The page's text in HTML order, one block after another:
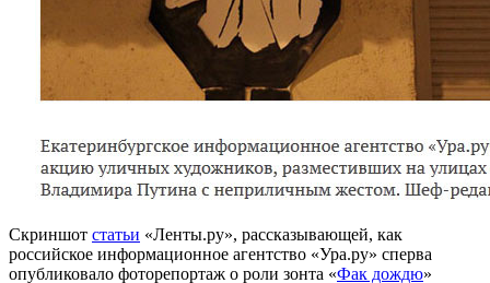
Скриншот статьи «Ленты.ру», рассказывающей, как
российское информационное агентство «Ура.ру» сперва
опубликовало фоторепортаж о роли зонта «Фак дождю»